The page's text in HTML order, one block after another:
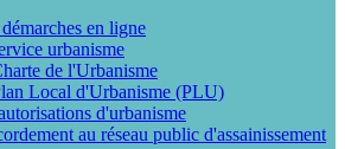
en ligne
urbanisme
de l'Urbanisme
Local d'Urbanisme (PLU)
d'urbanisme
au réseau public d'assainissement